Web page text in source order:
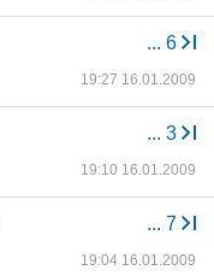
... 6
19:27 16.01.2009
... 3
19:10 16.01.2009
... 7
19:04 16.01.2009